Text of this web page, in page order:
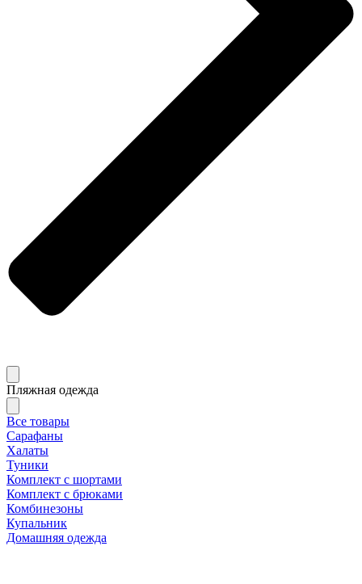
Пляжная одежда
Все товары
Сарафаны
Халаты
Туники
Комплект с шортами
Комплект с брюками
Комбинезоны
Купальник
Домашняя одежда